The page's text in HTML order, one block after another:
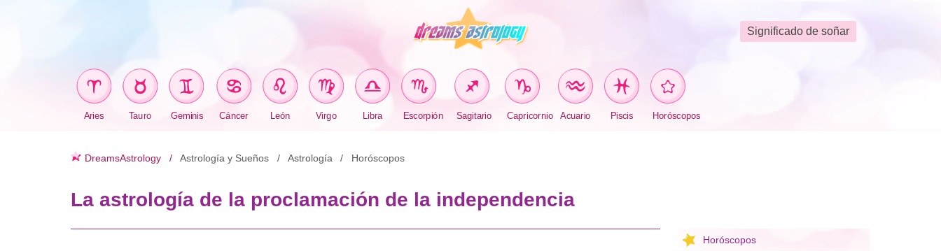
Significado de soñar
Aries Tauro Geminis Cáncer León Virgo Libra Escorpión Sagitario Capricornio Acuario Piscis Horóscopos
DreamsAstrology Astrología y Sueños Astrología Horóscopos
La astrología de la proclamación de la independencia
Horóscopos